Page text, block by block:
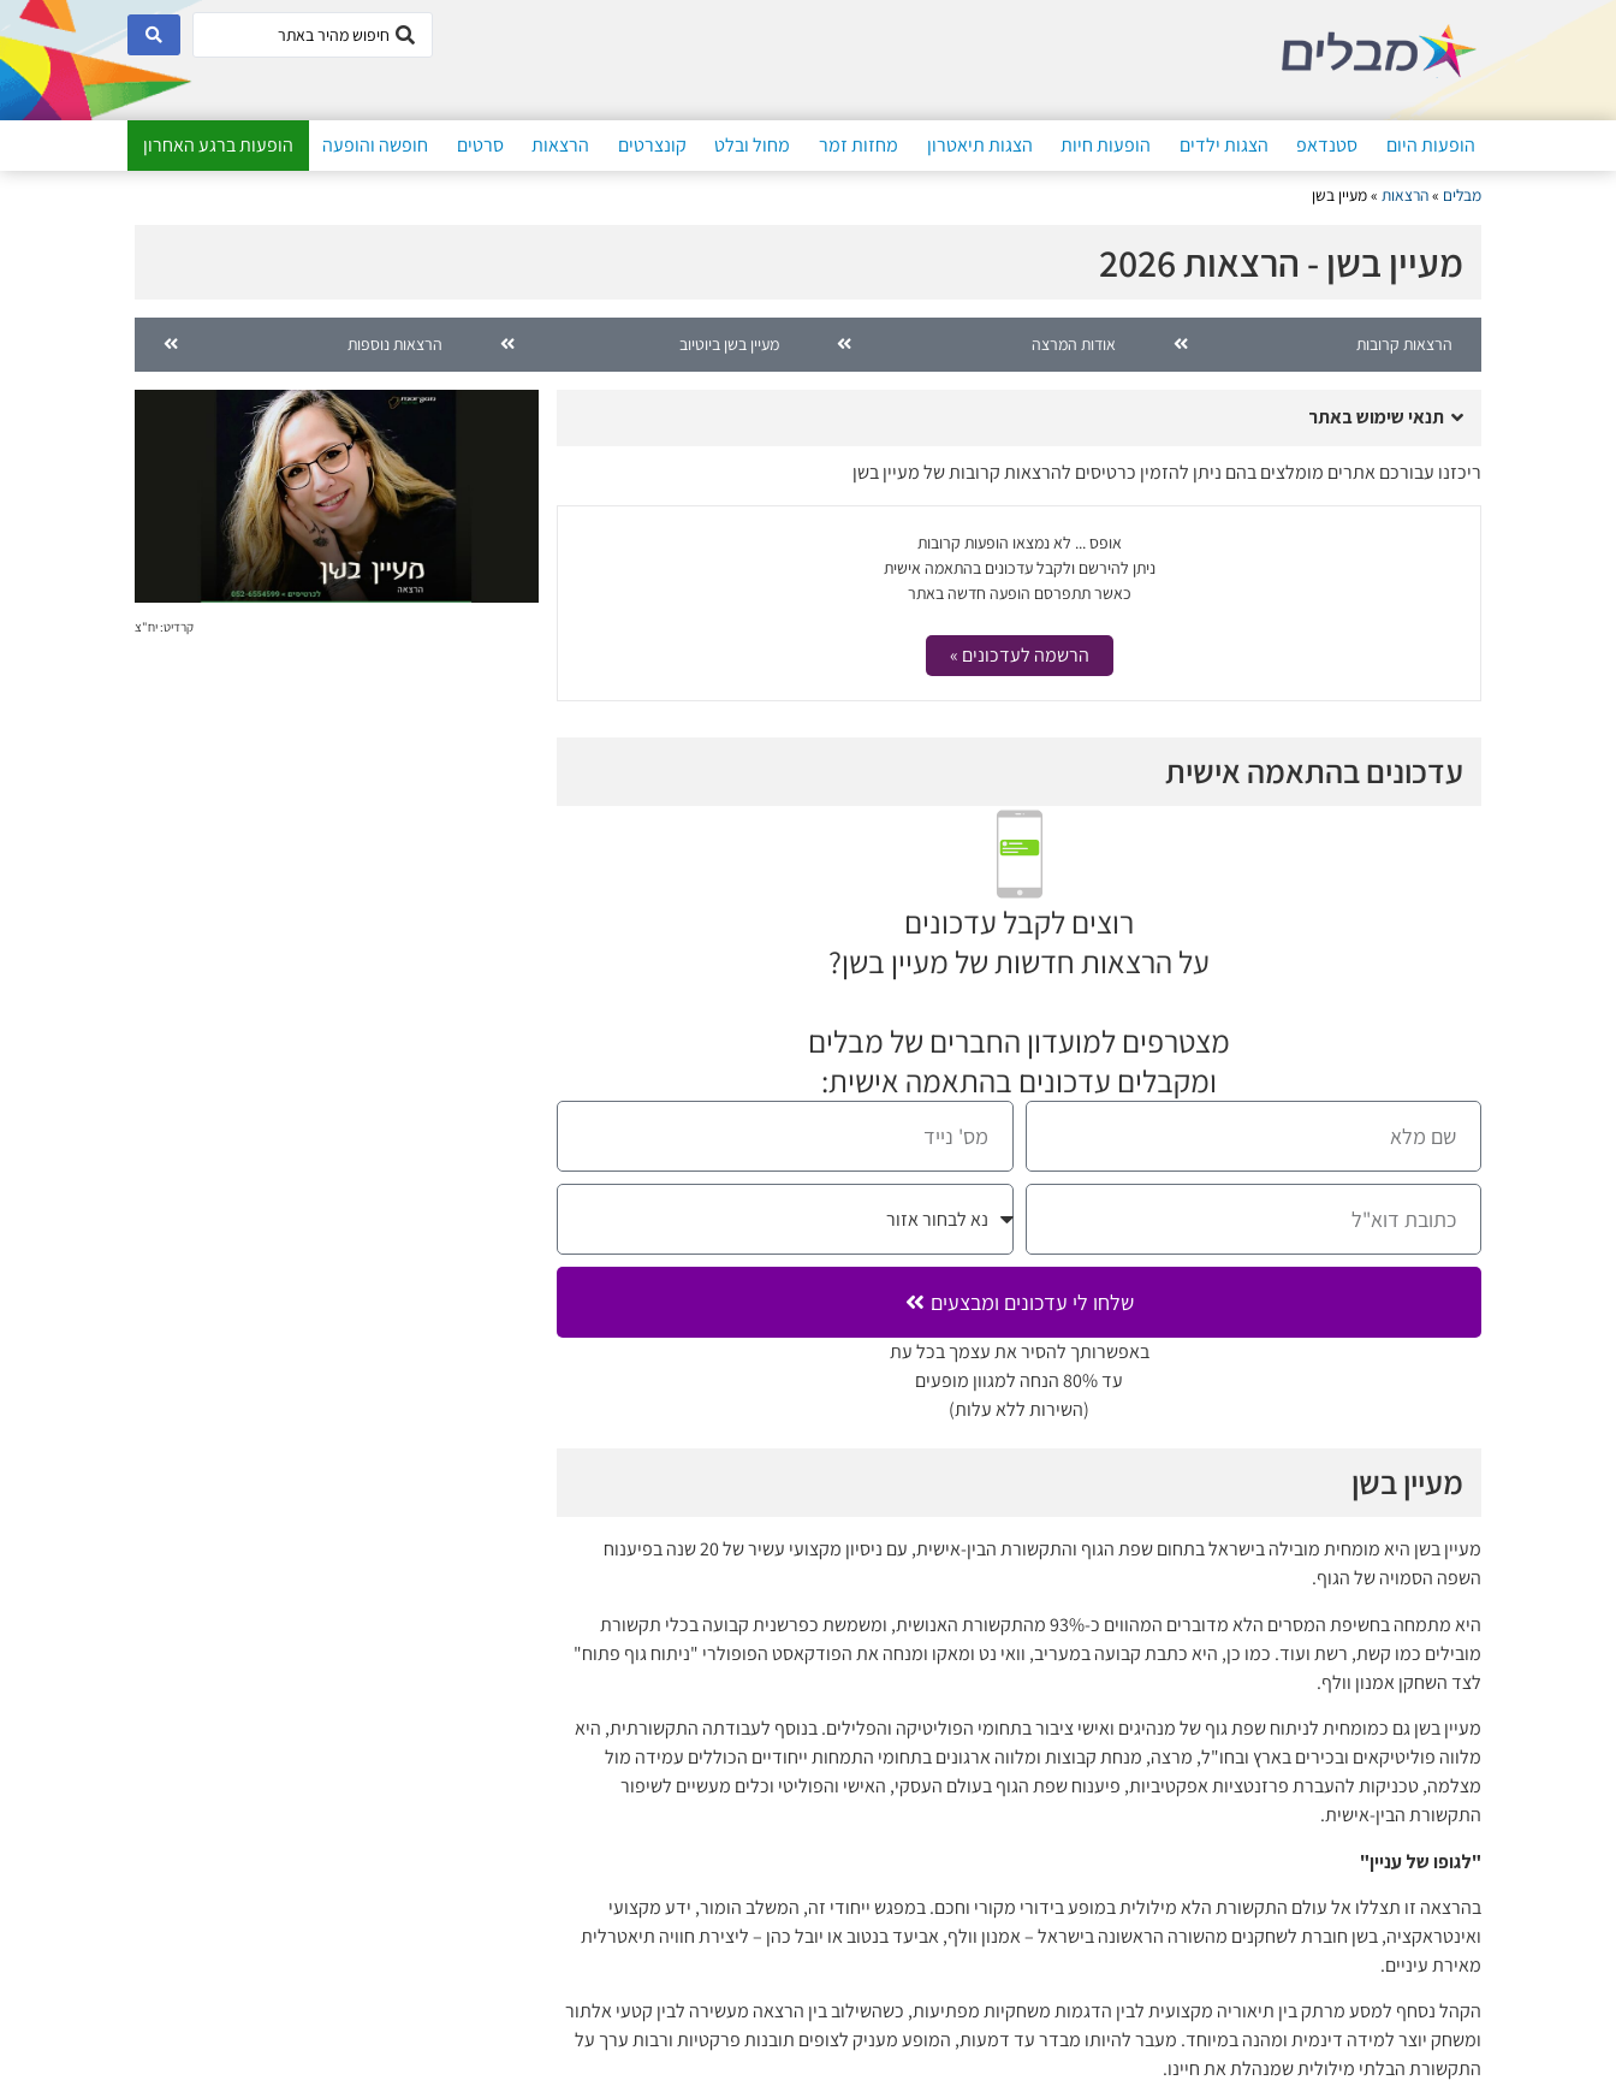
הופעות היום סטנדאפ הצגות ילדים הופעות חיות הצגות תיאטרון מחזות זמר מחול ובלט קונצרטים הרצאות סרטים חופשה והופעה הופעות ברגע האחרון
מבלים »הרצאות »מעיין בשן
מעיין בשן - הרצאות 2026
הרצאות קרובות אודות המרצה מעיין בשן ביוטיוב הרצאות נוספות
תנאי שימוש באתר
ריכזנו עבורכם אתרים מומלצים בהם ניתן להזמין כרטיסים להרצאות קרובות של מעיין בשן
אופס ... לא נמצאו הופעות קרובות
ניתן להירשם ולקבל עדכונים בהתאמה אישית
כאשר תתפרסם הופעה חדשה באתר
הרשמה לעדכונים »
עדכונים בהתאמה אישית
רוצים לקבל עדכונים
על הרצאות חדשות של מעיין בשן?
מצטרפים למועדון החברים של מבלים
ומקבלים עדכונים בהתאמה אישית:
שלחו לי עדכונים ומבצעים
באפשרותך להסיר את עצמך בכל עת
עד 80% הנחה למגוון מופעים
(השירות ללא עלות)
מעיין בשן
מעיין בשן היא מומחית מובילה בישראל בתחום שפת הגוף והתקשורת הבין-אישית, עם ניסיון מקצועי עשיר של 20 שנה בפיענוח
השפה הסמויה של הגוף.
היא מתמחה בחשיפת המסרים הלא מדוברים המהווים כ-93% מהתקשורת האנושית, ומשמשת כפרשנית קבועה בכלי תקשורת
מובילים כמו קשת, רשת ועוד. כמו כן, היא כתבת קבועה במעריב, וואי נט ומאקו ומנחה את הפודקאסט הפופולרי "ניתוח גוף פתוח"
לצד השחקן אמנון וולף.
מעיין בשן גם כמומחית לניתוח שפת גוף של מנהיגים ואישי ציבור בתחומי הפוליטיקה והפלילים. בנוסף לעבודתה התקשורתית, היא
מלווה פוליטיקאים ובכירים בארץ ובחו"ל, מרצה, מנחת קבוצות ומלווה ארגונים בתחומי התמחות ייחודיים הכוללים עמידה מול
מצלמה, טכניקות להעברת פרזנטציות אפקטיביות, פיענוח שפת הגוף בעולם העסקי, האישי והפוליטי וכלים מעשיים לשיפור
התקשורת הבין-אישית.
"לגופו של עניין"
בהרצאה זו תצללו אל עולם התקשורת הלא מילולית במופע בידורי מקורי וחכם. במפגש ייחודי זה, המשלב הומור, ידע מקצועי
ואינטראקציה, בשן חוברת לשחקנים מהשורה הראשונה בישראל – אמנון וולף, אביעד בנטוב או יובל כהן – ליצירת חוויה תיאטרלית
מאירת עיניים.
הקהל נסחף למסע מרתק בין תיאוריה מקצועית לבין הדגמות משחקיות מפתיעות, כשהשילוב בין הרצאה מעשירה לבין קטעי אלתור
ומשחק יוצר למידה דינמית ומהנה במיוחד. מעבר להיותו מבדר עד דמעות, המופע מעניק לצופים תובנות פרקטיות ורבות ערך על
התקשורת הבלתי מילולית שמנהלת את חיינו.
קרדיט: יח"צ